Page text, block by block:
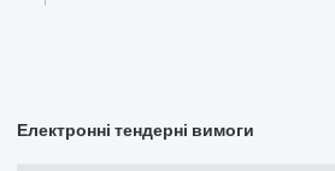
Електронні тендерні вимоги